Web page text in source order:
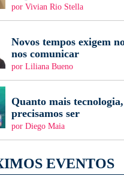
por Vivian Rio Stella
Novos tempos exigem
nos comunicar
por Liliana Bueno
Quanto mais
precisamos ser
por Diego Maia
EVENTOS